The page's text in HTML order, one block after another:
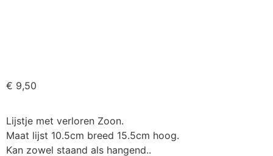
€ 9,50
Lijstje met verloren Zoon.
Maat lijst 10.5cm breed 15.5cm hoog.
Kan zowel staand als hangend..